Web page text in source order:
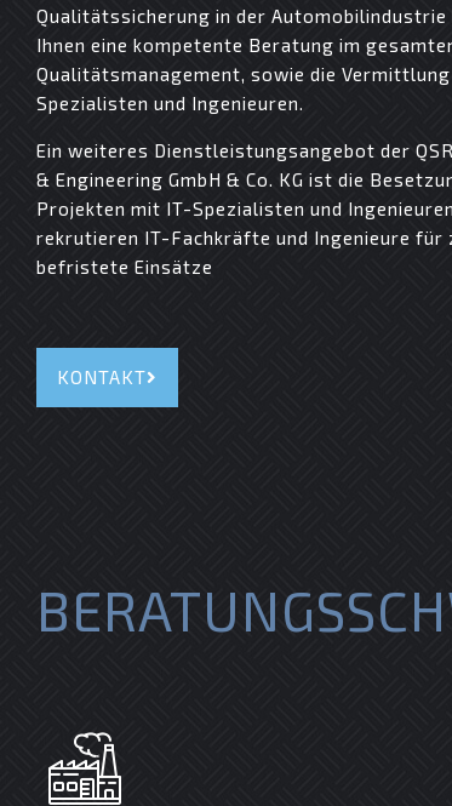
Qualitätssicherung in der Automobilindustrie
Ihnen eine kompetente Beratung im
Qualitätsmanagement, sowie die
Spezialisten und Ingenieuren.
Ein weiteres Dienstleistungsangebot der
& Engineering GmbH & Co. KG ist die
Projekten mit IT-Spezialisten und
rekrutieren IT-Fachkräfte und Ingenieure für
befristete Einsätze
KONTAKT